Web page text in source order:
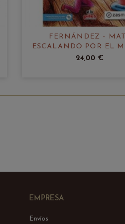
FERNÁNDEZ -
ESCALANDO POR EL
CON MI OBOE 2
24,00 €
EMPRESA
Envíos